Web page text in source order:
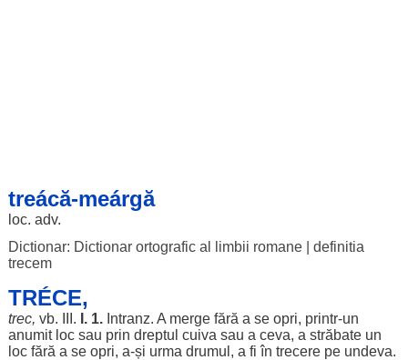
treácă-meárgă
loc. adv.
Dictionar: Dictionar ortografic al limbii romane| definitia
trecem
TRÉCE,
trec, vb. III. I. 1.Intranz. A merge fără a se opri, printr-un
anumit locsau prin dreptul cuiva sau a ceva, a străbateun
loc fără a se opri, a-și urma drumul , a fi în trecerepe undeva.